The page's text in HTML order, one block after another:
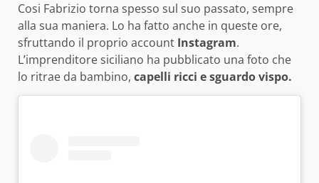
Cosi Fabrizio torna spesso sul suo passato, sempre
alla sua maniera. Lo ha fatto anche in queste ore,
sfruttando il proprio account Instagram.
L’imprenditore siciliano ha pubblicato una foto che
lo ritrae da bambino, capelli ricci e sguardo vispo.